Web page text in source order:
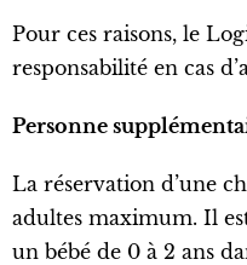
Pour ces raisons, le
responsabilité en cas
Personne
La réservation d’une
adultes maximum. Il
un bébé de 0 à 2 ans